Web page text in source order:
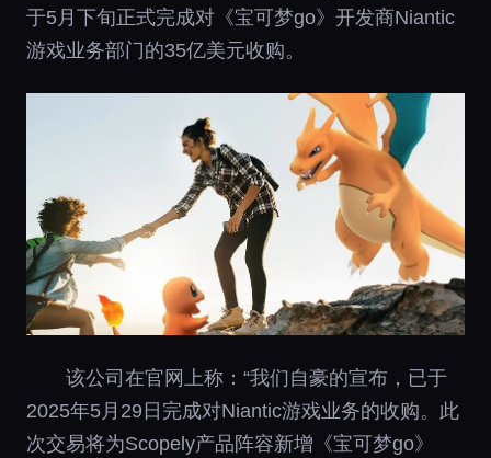
于5月下旬正式完成对《宝可梦go》开发商Niantic
游戏业务部门的35亿美元收购。
该公司在官网上称：“我们自豪的宣布，已于
2025年5月29日完成对Niantic游戏业务的收购。此
次交易将为Scopely产品阵容新增《宝可梦go》